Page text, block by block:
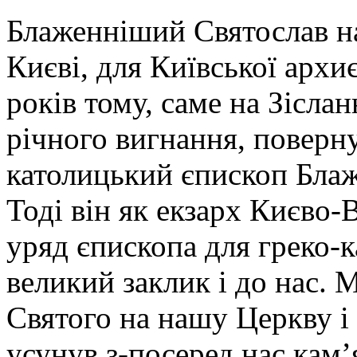
Блаженніший Святослав
Києві, для Київської
років тому, саме на
річного вигнання,
католицький єпископ
Тоді він як екзарх
уряд єпископа для
великий заклик і до нас.
Святого на нашу Церкву